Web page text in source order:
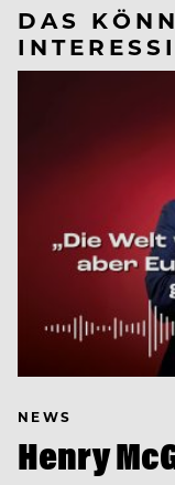
DAS
NEWS
Henry